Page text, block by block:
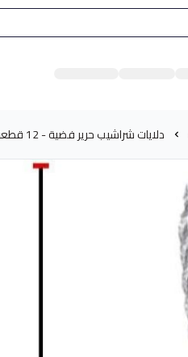
دلايات شراشيب حرير فضية - 12 قطعة